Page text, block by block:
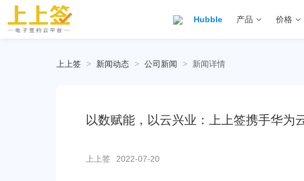
Hubble 产品 价格
上上签 > 新闻动态 > 公司新闻 > 新闻详情
以数赋能，以云兴业：上上签携手华为
上上签 2022-07-20